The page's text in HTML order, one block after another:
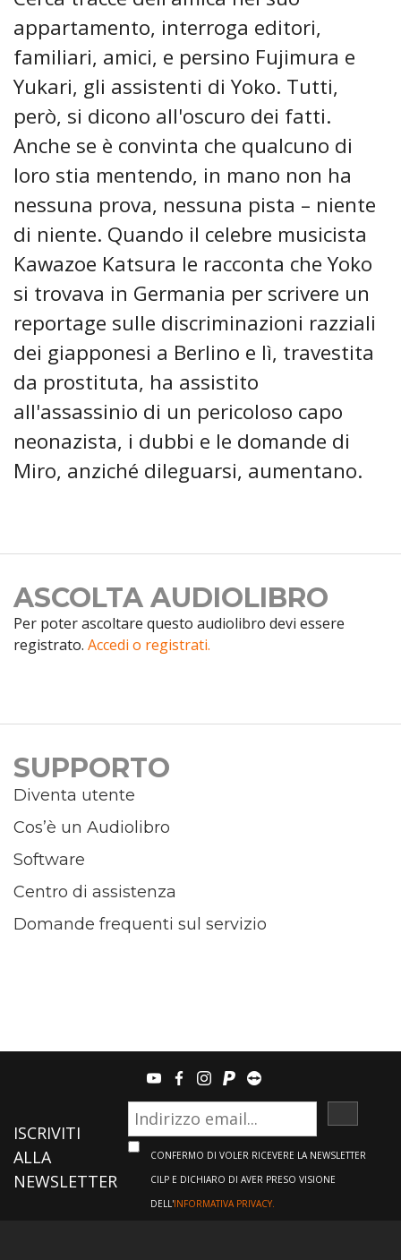
appartamento, interroga editori,
familiari, amici, e persino Fujimura e
Yukari, gli assistenti di Yoko. Tutti,
però, si dicono all'oscuro dei fatti.
Anche se è convinta che qualcuno di
loro stia mentendo, in mano non ha
nessuna prova, nessuna pista – niente
di niente. Quando il celebre musicista
Kawazoe Katsura le racconta che Yoko
si trovava in Germania per scrivere un
reportage sulle discriminazioni razziali
dei giapponesi a Berlino e lì, travestita
da prostituta, ha assistito
all'assassinio di un pericoloso capo
neonazista, i dubbi e le domande di
Miro, anziché dileguarsi, aumentano.
ASCOLTA AUDIOLIBRO
Per poter ascoltare questo audiolibro devi essere
registrato. Accedi o registrati.
SUPPORTO
Diventa utente
Cos’è un Audiolibro
Software
Centro di assistenza
Domande frequenti sul servizio
youtubefacebook
instagram
paypalteamviewer
ISCRIVITI
ALLA
NEWSLETTER
CONFERMO DI VOLER RICEVERE LA NEWSLETTER
CILP E DICHIARO DI AVER PRESO VISIONE
DELL'INFORMATIVA PRIVACY.